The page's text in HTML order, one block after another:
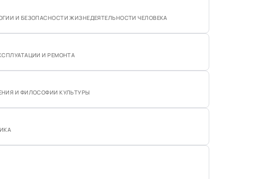
И БЕЗОПАСНОСТИ ЖИЗНЕДЕЯТЕЛЬНОСТИ ЧЕЛОВЕКА
И РЕМОНТА
И ФИЛОСОФИИ КУЛЬТУРЫ